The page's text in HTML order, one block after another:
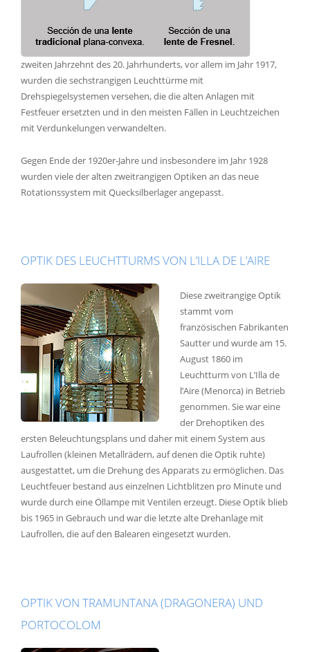
zweiten Jahrzehnt des 20. Jahrhunderts, vor allem im Jahr 1917,
wurden die sechstrangigen Leuchttürme mit
Drehspiegelsystemen versehen, die die alten Anlagen mit
Festfeuer ersetzten und in den meisten Fällen in Leuchtzeichen
mit Verdunkelungen verwandelten.
Gegen Ende der 1920er-Jahre und insbesondere im Jahr 1928
wurden viele der alten zweitrangigen Optiken an das neue
Rotationssystem mit Quecksilberlager angepasst.
OPTIK DES LEUCHTTURMS VON L’ILLA DE L’AIRE
Diese zweitrangige Optik
stammt vom
französischen Fabrikanten
Sautter und wurde am 15.
August 1860 im
Leuchtturm von L’Illa de
l’Aire (Menorca) in Betrieb
genommen. Sie war eine
der Drehoptiken des
ersten Beleuchtungsplans und daher mit einem System aus
Laufrollen (kleinen Metallrädern, auf denen die Optik ruhte)
ausgestattet, um die Drehung des Apparats zu ermöglichen. Das
Leuchtfeuer bestand aus einzelnen Lichtblitzen pro Minute und
wurde durch eine Öllampe mit Ventilen erzeugt. Diese Optik blieb
bis 1965 in Gebrauch und war die letzte alte Drehanlage mit
Laufrollen, die auf den Balearen eingesetzt wurden.
OPTIK VON TRAMUNTANA (DRAGONERA) UND
PORTOCOLOM